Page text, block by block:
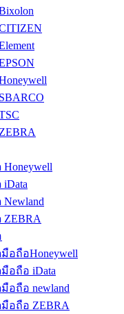
อถือHoneywell
อถือ iData
อถือ newland
อถือ ZEBRA